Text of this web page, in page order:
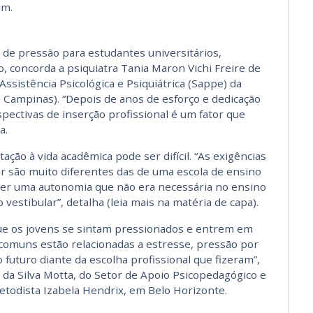
pressão para estudantes universitários,
concorda a psiquiatra Tania Maron Vichi Freire de
Psicológica e Psiquiátrica (Sappe) da
“Depois de anos de esforço e dedicação
de inserção profissional é um fator que
à vida acadêmica pode ser difícil. “As exigências
muito diferentes das de uma escola de ensino
uma autonomia que não era necessária no ensino
detalha (leia mais na matéria de capa).
os jovens se sintam pressionados e entrem em
estão relacionadas a estresse, pressão por
diante da escolha profissional que fizeram”,
Silva Motta, do Setor de Apoio Psicopedagógico e
Izabela Hendrix, em Belo Horizonte.